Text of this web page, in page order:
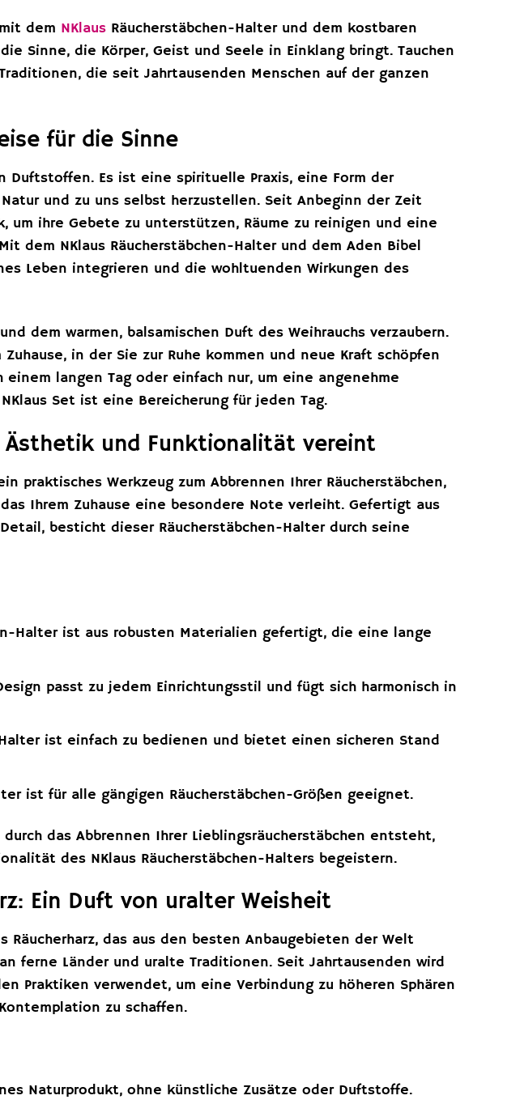
dem NKlaus Räucherstäbchen-Halter und dem kostbaren
Sinne, die Körper, Geist und Seele in Einklang bringt. Tauchen
die seit Jahrtausenden Menschen auf der ganzen
für die Sinne
Duftstoffen. Es ist eine spirituelle Praxis, eine Form der
und zu uns selbst herzustellen. Seit Anbeginn der Zeit
um ihre Gebete zu unterstützen, Räume zu reinigen und eine
dem NKlaus Räucherstäbchen-Halter und dem Aden Bibel
Leben integrieren und die wohltuenden Wirkungen des
dem warmen, balsamischen Duft des Weihrauchs verzaubern.
in der Sie zur Ruhe kommen und neue Kraft schöpfen
langen Tag oder einfach nur, um eine angenehme
Set ist eine Bereicherung für jeden Tag.
Ästhetik und Funktionalität vereint
praktisches Werkzeug zum Abbrennen Ihrer Räucherstäbchen,
Ihrem Zuhause eine besondere Note verleiht. Gefertigt aus
besticht dieser Räucherstäbchen-Halter durch seine
Halter ist aus robusten Materialien gefertigt, die eine lange
passt zu jedem Einrichtungsstil und fügt sich harmonisch in
ist einfach zu bedienen und bietet einen sicheren Stand
ist für alle gängigen Räucherstäbchen-Größen geeignet.
das Abbrennen Ihrer Lieblingsräucherstäbchen entsteht,
des NKlaus Räucherstäbchen-Halters begeistern.
Ein Duft von uralter Weisheit
Räucherharz, das aus den besten Anbaugebieten der Welt
ferne Länder und uralte Traditionen. Seit Jahrtausenden wird
Praktiken verwendet, um eine Verbindung zu höheren Sphären
zu schaffen.
Naturprodukt, ohne künstliche Zusätze oder Duftstoffe.